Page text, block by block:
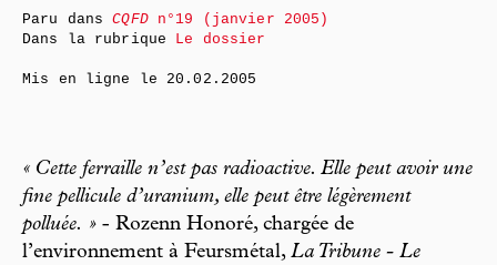
« Cette ferraille n’est pas radioactive. Elle peut avoir une
fine pellicule d’uranium, elle peut être légèrement
polluée. » - Rozenn Honoré, chargée de
l’environnement à Feursmétal, La Tribune - Le
Paru dansCQFDn°19 (janvier 2005)
Dans la rubrique Le dossier
Mis en ligne le 20.02.2005